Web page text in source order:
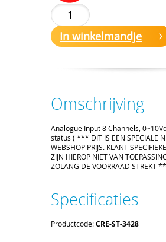
In winkelmandje
Omschrijving
Analogue Input 8 Channels,
status ( *** DIT IS EEN SPECIALE
WEBSHOP PRIJS. KLANT
ZIJN HIEROP NIET VAN
ZOLANG DE VOORRAAD STREKT
Specificaties
Productcode:CRE-ST-3428